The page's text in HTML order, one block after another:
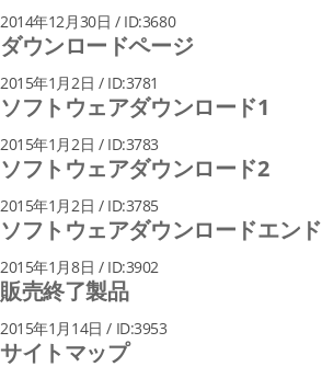
2014年12月30日 / ID:3680
ダウンロードページ
2015年1月2日 / ID:3781
ソフトウェアダウンロード1
2015年1月2日 / ID:3783
ソフトウェアダウンロード2
2015年1月2日 / ID:3785
ソフトウェアダウンロードエンド
2015年1月8日 / ID:3902
販売終了製品
2015年1月14日 / ID:3953
サイトマップ